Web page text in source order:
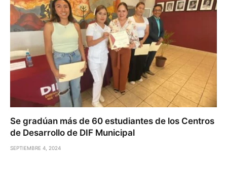
Se gradúan más de 60 estudiantes de los Centros
de Desarrollo de DIF Municipal
SEPTIEMBRE 4, 2024